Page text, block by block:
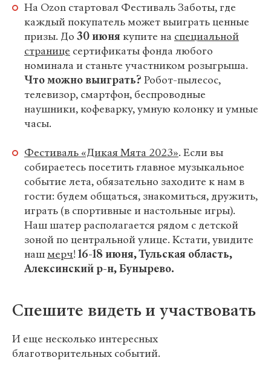
На Ozon стартовал Фестиваль Заботы, где
каждый покупатель может выиграть ценные
призы. До 30 июнякупите на специальной
странице сертификаты фонда любого
номинала и станьте участником розыгрыша.
Что можно выиграть? Робот-пылесос,
телевизор, смартфон, беспроводные
наушники, кофеварку, умную колонку и умные
часы.
Фестиваль «Дикая Мята 2023». Если вы
собираетесь посетить главное музыкальное
событие лета, обязательно заходите к нам в
гости: будем общаться, знакомиться, дружить,
играть (в спортивные и настольные игры).
Наш шатер располагается рядом с детской
зоной по центральной улице. Кстати, увидите
нашмерч! 16-18 июня, Тульская область,
Алексинский р-н, Бунырево.
Спешите видеть и участвовать
И еще несколько интересных
благотворительных событий.